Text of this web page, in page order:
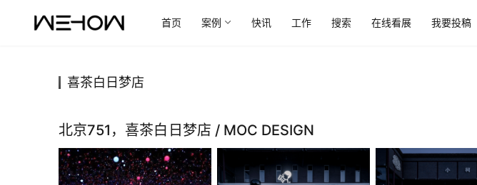
首页 案例 快讯 工作 搜索 在线看展 我要投稿
喜茶白日梦店
北京751，喜茶白日梦店 / MOC DESIGN